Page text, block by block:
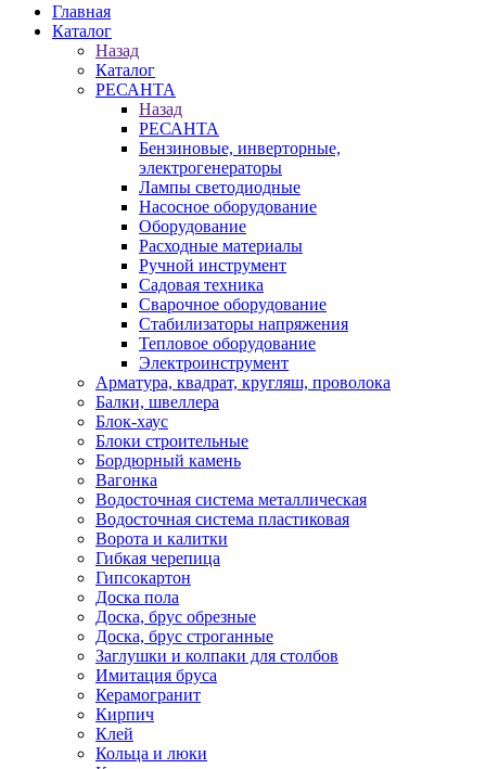
Главная
Каталог
Назад
Каталог
РЕСАНТА
Назад
РЕСАНТА
Бензиновые, инверторные,
электрогенераторы
Лампы светодиодные
Насосное оборудование
Оборудование
Расходные материалы
Ручной инструмент
Садовая техника
Сварочное оборудование
Стабилизаторы напряжения
Тепловое оборудование
Электроинструмент
Арматура, квадрат, кругляш, проволока
Балки, швеллера
Блок-хаус
Блоки строительные
Бордюрный камень
Вагонка
Водосточная система металлическая
Водосточная система пластиковая
Ворота и калитки
Гибкая черепица
Гипсокартон
Доска пола
Доска, брус обрезные
Доска, брус строганные
Заглушки и колпаки для столбов
Имитация бруса
Керамогранит
Кирпич
Клей
Кольца и люки